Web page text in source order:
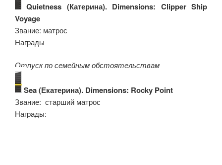
Quietness (Катерина). Dimensions: Clipper Ship
Voyage
Звание: матрос
Награды:
Отпуск по семейным обстоятельствам
Sea (Екатерина). Dimensions: Rocky Point
Звание: старший матрос
Награды: